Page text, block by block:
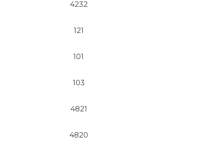
4232
121
101
103
4821
4820